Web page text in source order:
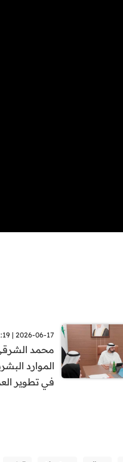
2026-06-17 | 12:19
محمد
الموارد
في تطوير